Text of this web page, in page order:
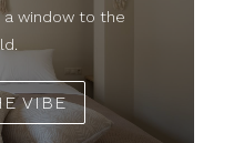
a window to the
VIBE